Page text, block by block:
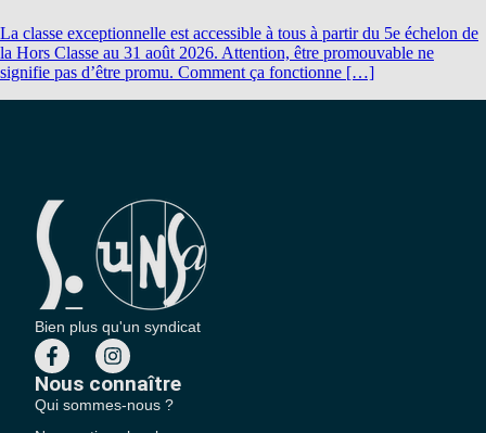
La classe exceptionnelle est accessible à tous à partir du 5e échelon de
la Hors Classe au 31 août 2026. Attention, être promouvable ne
signifie pas d’être promu. Comment ça fonctionne […]
Bien plus qu'un syndicat
Nous connaître
Qui sommes-nous ?